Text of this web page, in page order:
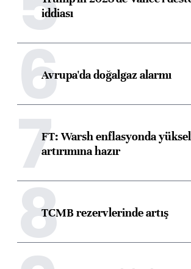
iddiası
6Avrupa'da doğalgaz alarmı
7FT: Warsh enflasyonda
artırımına hazır
8TCMB rezervlerinde artış